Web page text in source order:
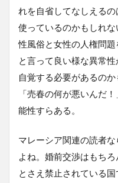
れを自省してなしえる
使っているのかもしれ
性風俗と女性の人権問
と言って良い様な異常
自覚する必要があるの
「売春の何が悪いんだ
能性すらある。
マレーシア関連の読者
よね。婚前交渉はもち
とさえ禁止されている